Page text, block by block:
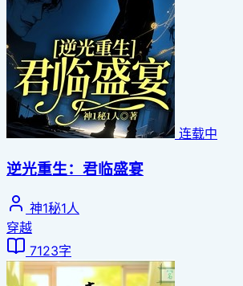
连载中
逆光重生：君临盛宴
神1秘1人
穿越
7123字